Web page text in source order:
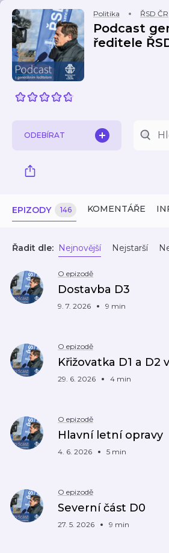
Politika ŘSD ČR
Podcast
ředitele
ODEBÍRAT
EPIZODY 146 KOMENTÁŘE
Řadit dle: Nejnovější Nejstarší
O epizodě
Dostavba D3
9. 7. 2026 9 min
O epizodě
Křižovatka D1 a D2
29. 6. 2026 4 min
O epizodě
Hlavní letní opravy
4. 6. 2026 5 min
O epizodě
Severní část D0
27. 5. 2026 9 min